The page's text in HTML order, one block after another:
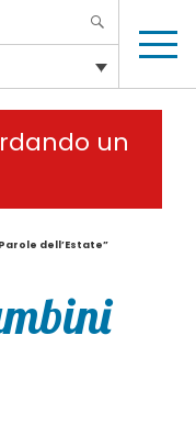
un
dell’Estate”